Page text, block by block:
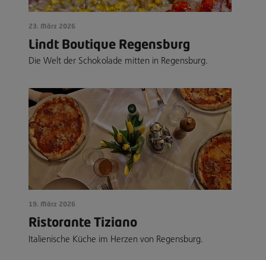
23. März 2026
Lindt Boutique Regensburg
Die Welt der Schokolade mitten in Regensburg.
19. März 2026
Ristorante Tiziano
Italienische Küche im Herzen von Regensburg.